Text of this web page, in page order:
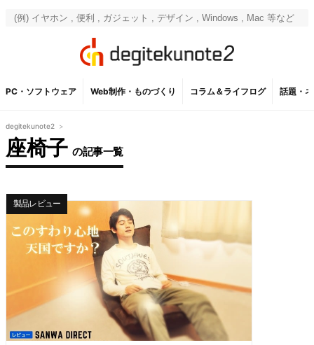
PC・ソフトウェア Web制作・ものづくり コラム＆ライフログ 話題・
degitekunote2 >
座椅子 の記事一覧
製品レビュー